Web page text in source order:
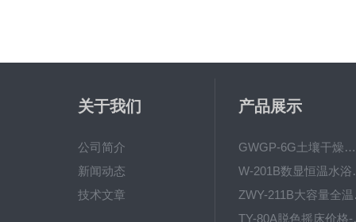
关于我们
公司简介
新闻动态
技术文章
产品展示
GWGP-6G土壤干燥柜-干燥箱/干燥机
W-
TY-